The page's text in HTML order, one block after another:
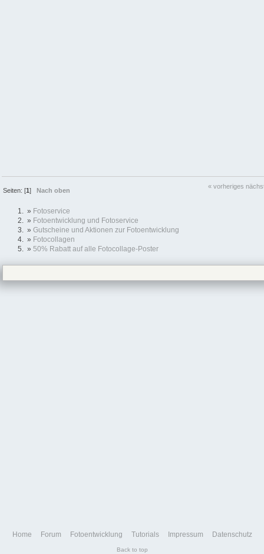
Seiten: [1]Nach oben
« vorheriges
» Fotoservice
» Fotoentwicklung und Fotoservice
» Gutscheine und Aktionen zur Fotoentwicklung
» Fotocollagen
» 50% Rabatt auf alle Fotocollage-Poster
Home Forum Fotoentwicklung Tutorials Impressum Datenschutz
Back to top